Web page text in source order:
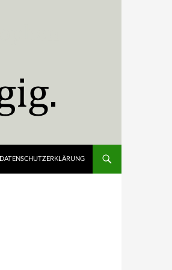
DATENSCHUTZERKLÄRUNG